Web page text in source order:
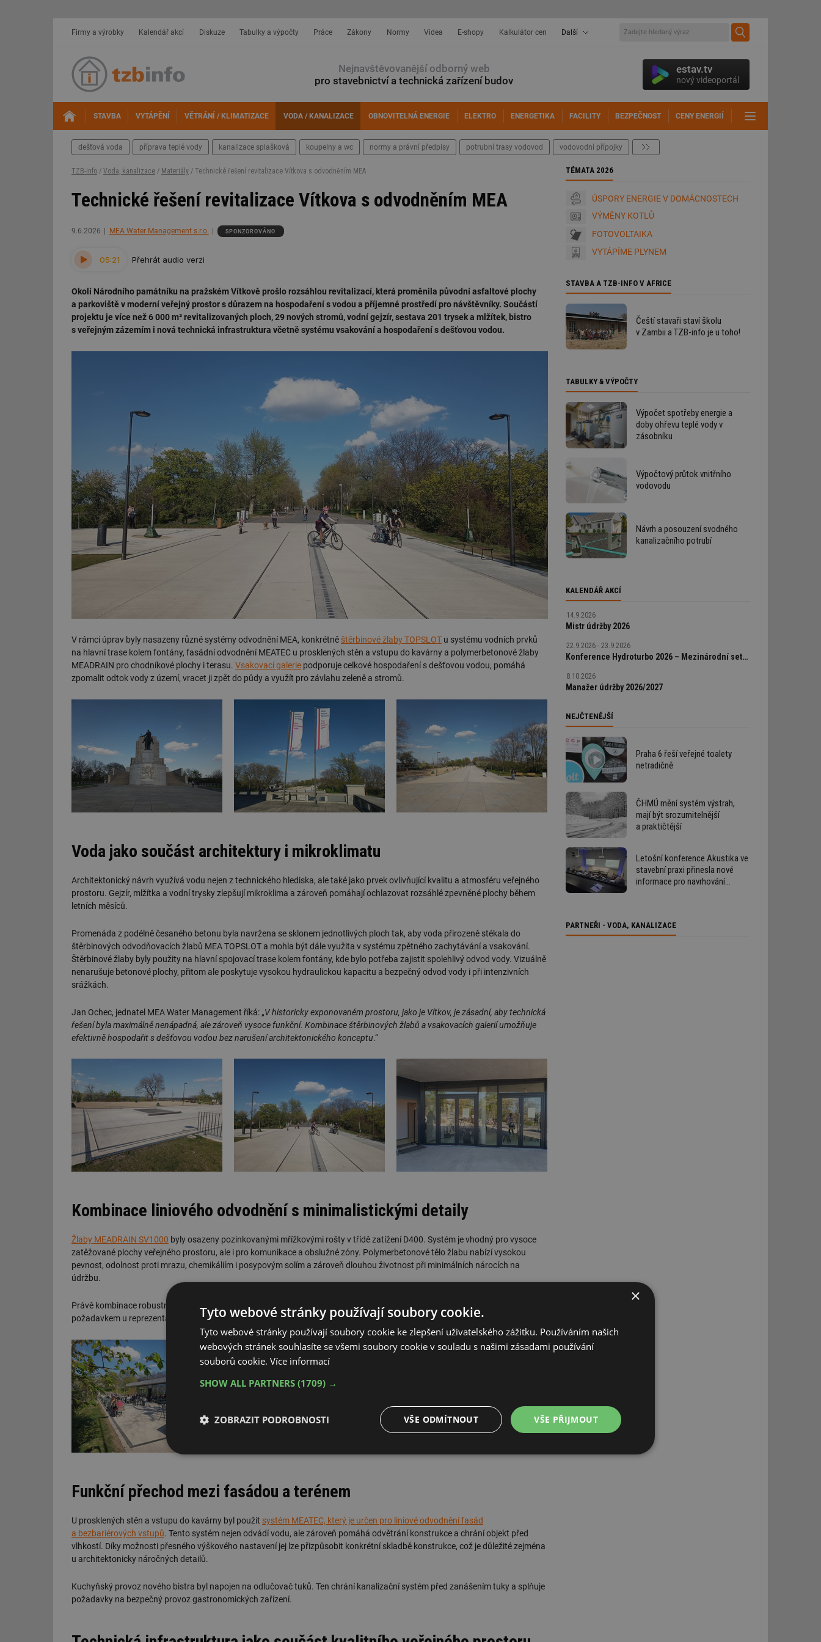
Firmy a výrobky Kalendář akcí Diskuze Tabulky a výpočty Práce Zákony Normy Videa E-shopy Kalkulátor cen Další
Nejnavštěvovanější odborný web
pro stavebnictví a technická zařízení budov
estav.tv
nový videoportál
STAVBA VYTÁPĚNÍ VĚTRÁNÍ / KLIMATIZACE VODA / KANALIZACE OBNOVITELNÁ ENERGIE ELEKTRO ENERGETIKA FACILITY BEZPEČNOST CENY ENERGIÍ
dešťová voda příprava teplé vody kanalizace splašková koupelny a wc normy a právní předpisy potrubní trasy vodovod vodovodní přípojky
TZB-info / Voda, kanalizace / Materiály / Technické řešení revitalizace Vítkova s odvodněním MEA
Technické řešení revitalizace Vítkova s odvodněním MEA
9.6.2026 MEA Water Management s.r.o. SPONZOROVÁNO
05:21 Přehrát audio verzi
Okolí Národního památníku na pražském Vítkově prošlo rozsáhlou revitalizací, která proměnila původní asfaltové plochy
a parkoviště v moderní veřejný prostor s důrazem na hospodaření s vodou a příjemné prostředí pro návštěvníky. Součástí
projektu je více než 6 000 m² revitalizovaných ploch, 29 nových stromů, vodní gejzír, sestava 201 trysek a mlžítek, bistro
s veřejným zázemím i nová technická infrastruktura včetně systému vsakování a hospodaření s dešťovou vodou.
V rámci úprav byly nasazeny různé systémy odvodnění MEA, konkrétně štěrbinové žlaby TOPSLOT u systému vodních prvků
na hlavní trase kolem fontány, fasádní odvodnění MEATEC u prosklených stěn a vstupu do kavárny a polymerbetonové žlaby
MEADRAIN pro chodníkové plochy i terasu. Vsakovací galerie podporuje celkové hospodaření s dešťovou vodou, pomáhá
zpomalit odtok vody z území, vracet ji zpět do půdy a využít pro závlahu zeleně a stromů.
Voda jako součást architektury i mikroklimatu
Architektonický návrh využívá vodu nejen z technického hlediska, ale také jako prvek ovlivňující kvalitu a atmosféru veřejného
prostoru. Gejzír, mlžítka a vodní trysky zlepšují mikroklima a zároveň pomáhají ochlazovat rozsáhlé zpevněné plochy během
letních měsíců.
Promenáda z podélně česaného betonu byla navržena se sklonem jednotlivých ploch tak, aby voda přirozeně stékala do
štěrbinových odvodňovacích žlabů MEA TOPSLOT a mohla být dále využita v systému zpětného zachytávání a vsakování.
Štěrbinové žlaby byly použity na hlavní spojovací trase kolem fontány, kde bylo potřeba zajistit spolehlivý odvod vody. Vizuálně
nenarušuje betonové plochy, přitom ale poskytuje vysokou hydraulickou kapacitu a bezpečný odvod vody i při intenzivních
srážkách.
Jan Ochec, jednatel MEA Water Management říká: „V historicky exponovaném prostoru, jako je Vítkov, je zásadní, aby technická
řešení byla maximálně nenápadná, ale zároveň vysoce funkční. Kombinace štěrbinových žlabů a vsakovacích galerií umožňuje
efektivně hospodařit s dešťovou vodou bez narušení architektonického konceptu.“
Kombinace liniového odvodnění s minimalistickými detaily
Žlaby MEADRAIN SV1000 byly osazeny pozinkovanými mřížkovými rošty v třídě zatížení D400. Systém je vhodný pro vysoce
zatěžované plochy veřejného prostoru, ale i pro komunikace a obslužné zóny. Polymerbetonové tělo žlabu nabízí vysokou
pevnost, odolnost proti mrazu, chemikáliím i posypovým solím a zároveň dlouhou životnost při minimálních nárocích na
údržbu.
Právě kombinace robustního technického odvodnění s minimalistickým architektonickým detailem je dnes stále častějším
požadavkem u reprezentativních veřejných staveb.
Funkční přechod mezi fasádou a terénem
U prosklených stěn a vstupu do kavárny byl použit systém MEATEC, který je určen pro liniové odvodnění fasád
a bezbariérových vstupů. Tento systém nejen odvádí vodu, ale zároveň pomáhá odvětrání konstrukce a chrání objekt před
vlhkostí. Díky možnosti přesného výškového nastavení jej lze přizpůsobit konkrétní skladbě konstrukce, což je důležité zejména
u architektonicky náročných detailů.
Kuchyňský provoz nového bistra byl napojen na odlučovač tuků. Ten chrání kanalizační systém před zanášením tuky a splňuje
požadavky na bezpečný provoz gastronomických zařízení.
TÉMATA 2026
ÚSPORY ENERGIE V DOMÁCNOSTECH
VÝMĚNY KOTLŮ
FOTOVOLTAIKA
VYTÁPÍME PLYNEM
STAVBA A TZB-INFO V AFRICE
Čeští stavaři staví školu
v Zambii a TZB-info je u toho!
TABULKY & VÝPOČTY
Výpočet spotřeby energie a
doby ohřevu teplé vody v
zásobníku
Výpočtový průtok vnitřního
vodovodu
Návrh a posouzení svodného
kanalizačního potrubí
KALENDÁŘ AKCÍ
14.9.2026
Mistr údržby 2026
22.9.2026 - 23.9.2026
Konference Hydroturbo 2026 – Mezinárodní setkání odborníků na hydroenergetiku
8.10.2026
Manažer údržby 2026/2027
NEJČTENĚJŠÍ
Praha 6 řeší veřejné toalety
netradičně
ČHMÚ mění systém výstrah,
mají být srozumitelnější
a praktičtější
Letošní konference Akustika ve
stavební praxi přinesla nové
informace pro navrhování
PARTNEŘI - VODA, KANALIZACE
×
Tyto webové stránky používají soubory cookie.
Tyto webové stránky používají soubory cookie ke zlepšení uživatelského zážitku. Používáním našich
webových stránek souhlasíte se všemi soubory cookie v souladu s našimi zásadami používání
souborů cookie. Více informací
SHOW ALL PARTNERS (1709) →
VŠE PŘIJMOUT
VŠE ODMÍTNOUT
ZOBRAZIT PODROBNOSTI
Nezbytně nutné
Výkonové
Soubory cílení Funkční soubory
Nezařazené
Nezbytně nutné soubory Výkonové soubory Soubory cílení Funkční soubory Nezařazené soubory
stránky nelze bez nezbytně nutných souborů cookie správně používat.
info.cz
prohlížeče